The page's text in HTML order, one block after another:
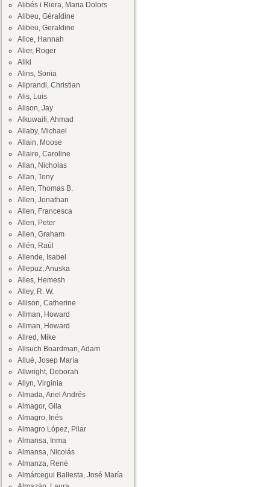
Alibés i Riera, Maria Dolors
Alibeu, Géraldine
Alibeu, Geraldine
Alice, Hannah
Alier, Roger
Aliki
Alins, Sonia
Aliprandi, Christian
Alis, Luis
Alison, Jay
Alkuwaifi, Ahmad
Allaby, Michael
Allain, Moose
Allaire, Caroline
Allan, Nicholas
Allan, Tony
Allen, Thomas B.
Allen, Jonathan
Allen, Francesca
Allen, Peter
Allen, Graham
Allén, Raúl
Allende, Isabel
Allepuz, Anuska
Alles, Hemesh
Alley, R. W.
Allison, Catherine
Allman, Howard
Allman, Howard
Allred, Mike
Allsuch Boardman, Adam
Allué, Josep María
Allwright, Deborah
Allyn, Virginia
Almada, Ariel Andrés
Almagor, Gila
Almagro, Inés
Almagro López, Pilar
Almansa, Inma
Almansa, Nicolás
Almanza, René
Almárcegui Ballesta, José María